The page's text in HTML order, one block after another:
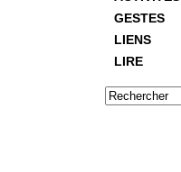
GESTES
LIENS
LIRE